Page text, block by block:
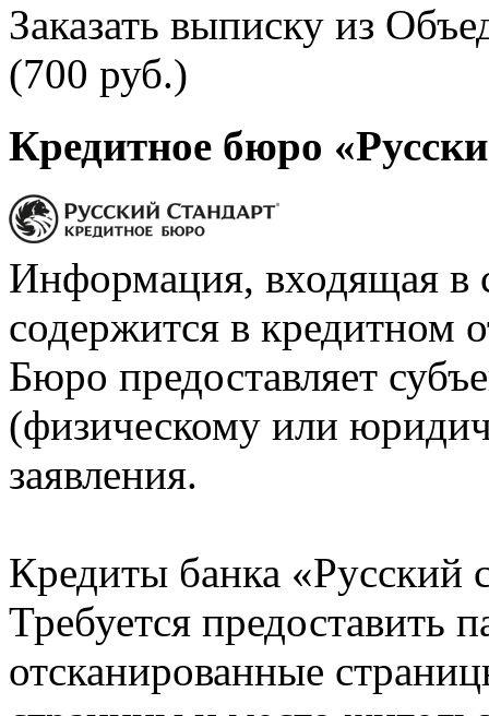
Заказать выписку из
(700 руб.)
Кредитное бюро
Информация, входящая в
содержится в кредитном
Бюро предоставляет
(физическому или
заявления.
Кредиты банка «Русский
Требуется предоставить
отсканированные